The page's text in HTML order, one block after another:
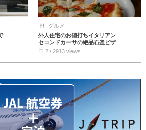
グルメ
外人住宅のお値打ちイタリアン
セコンドカーサの絶品石釜ピザ
♡ 2 / 2913 views